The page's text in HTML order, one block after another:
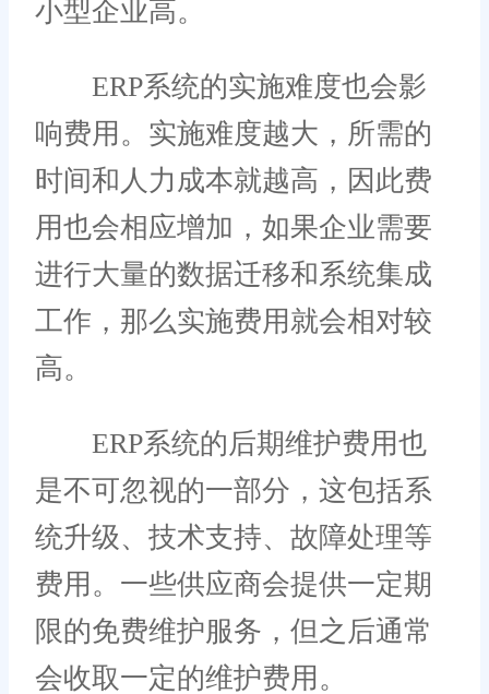
小型企业高。
ERP系统的实施难度也会影
响费用。实施难度越大，所需的
时间和人力成本就越高，因此费
用也会相应增加，如果企业需要
进行大量的数据迁移和系统集成
工作，那么实施费用就会相对较
高。
ERP系统的后期维护费用也
是不可忽视的一部分，这包括系
统升级、技术支持、故障处理等
费用。一些供应商会提供一定期
限的免费维护服务，但之后通常
会收取一定的维护费用。